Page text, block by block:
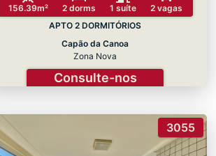
156.39m² 2 dorms 1 suíte
2 vagas
APTO 2 DORMITÓRIOS
Capão da Canoa
Zona Nova
Consulte-nos
3055